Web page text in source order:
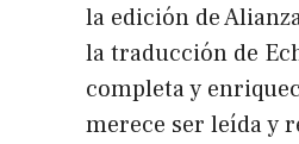
la edición de
la traducción de
completa y
merece ser leída y